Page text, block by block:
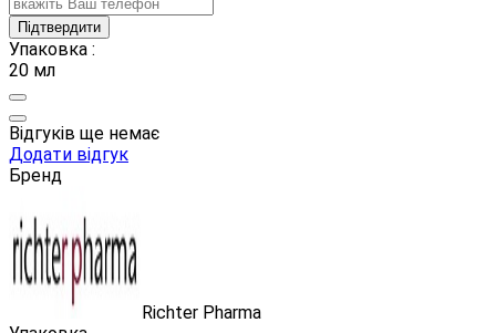
Підтвердити
Упаковка :
20 мл
Відгуків ще немає
Додати відгук
Бренд
Richter Pharma